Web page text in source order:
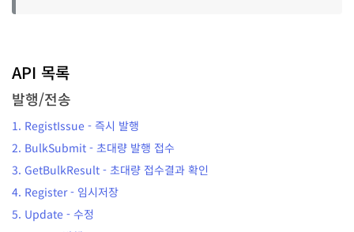
API 목록
발행/전송
1. RegistIssue - 즉시 발행
2. BulkSubmit - 초대량 발행 접수
3. GetBulkResult - 초대량 접수결과 확인
4. Register- 임시저장
5. Update - 수정